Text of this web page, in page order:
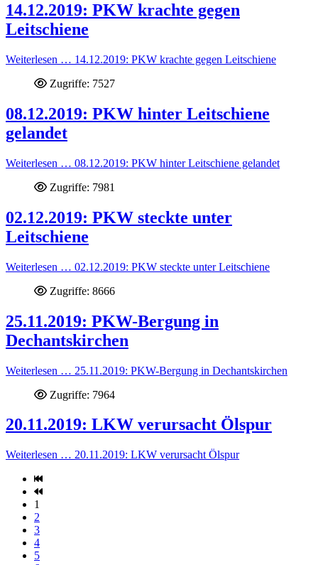
14.12.2019: PKW krachte gegen
Leitschiene
Weiterlesen … 14.12.2019: PKW krachte gegen Leitschiene
Zugriffe: 7527
08.12.2019: PKW hinter Leitschiene
gelandet
Weiterlesen … 08.12.2019: PKW hinter Leitschiene gelandet
Zugriffe: 7981
02.12.2019: PKW steckte unter
Leitschiene
Weiterlesen … 02.12.2019: PKW steckte unter Leitschiene
Zugriffe: 8666
25.11.2019: PKW-Bergung in
Dechantskirchen
Weiterlesen … 25.11.2019: PKW-Bergung in Dechantskirchen
Zugriffe: 7964
20.11.2019: LKW verursacht Ölspur
Weiterlesen … 20.11.2019: LKW verursacht Ölspur
1
2
3
4
5